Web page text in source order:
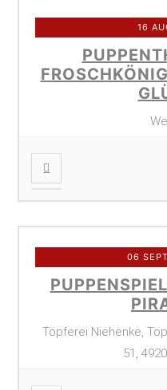
16
06
Töpferei Niehenke,
51,